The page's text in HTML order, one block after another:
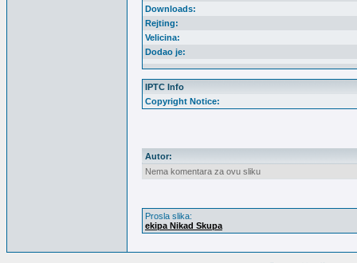
Downloads:
Rejting:
Velicina:
Dodao je:
IPTC Info
Copyright Notice:
Autor:
Nema komentara za ovu sliku
Prosla slika:
ekipa Nikad Skupa